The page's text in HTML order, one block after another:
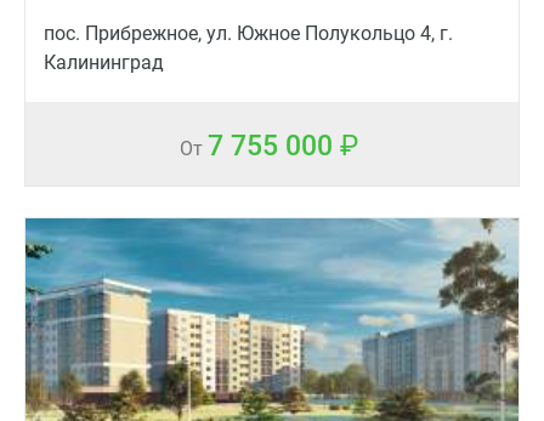
пос. Прибрежное, ул. Южное Полукольцо 4, г.
Калининград
От 7 755 000